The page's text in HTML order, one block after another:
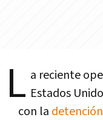
L a reciente
Estados
con la